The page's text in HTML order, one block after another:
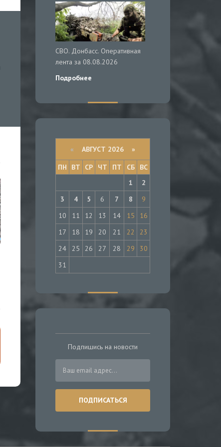
СВО. Донбасс. Оперативная
лента за 08.08.2026
Подробнее
« АВГУСТ 2026 »
ПН
ВТ СР ЧТ ПТ СБ
ВС
1
2
3
4 5 6 7 8
9
10
11 12 13 14 15
16
17
18 19 20 21 22
23
24
25 26 27 28 29
30
31
Подпишись на новости